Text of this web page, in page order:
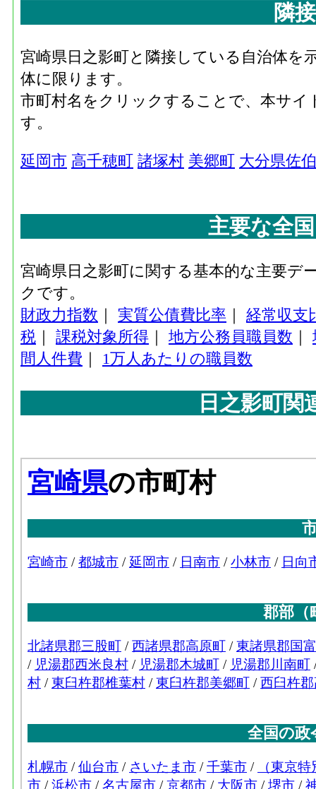
隣
宮崎県日之影町と隣接している自治体を
体に限ります。
市町村名をクリックすることで、本サ
す。
延岡市 高千穂町 諸塚村 美郷町 大分県佐
主要な全
宮崎県日之影町に関する基本的な主要デ
クです。
財政力指数 ｜ 実質公債費比率 ｜ 経常収支
税 ｜ 課税対象所得 ｜ 地方公務員職員数 ｜
間人件費 ｜ 1万人あたりの職員数
日之影町関